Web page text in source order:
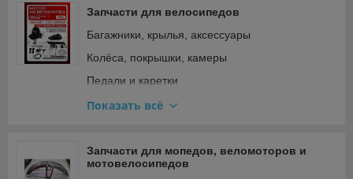
Трансмиссия (сцепление, вариатор, цепи)
Фильтры
Электрооборудование и зажигание
Покрышки мото и мопед
Запчасти для велосипедов
Багажники, крылья, аксессуары
Колёса, покрышки, камеры
Педали и каретки
Прочее
Сёдла и подседельные штыри
Тормозная система
Показать всё
Запчасти для мопедов, веломоторов и
мотовелосипедов